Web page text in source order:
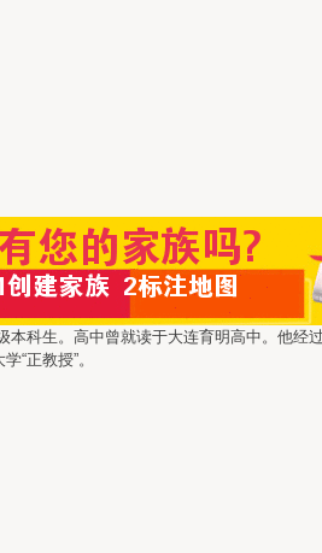
科生。高中曾就读于大连育明高中。他
“正教授”。